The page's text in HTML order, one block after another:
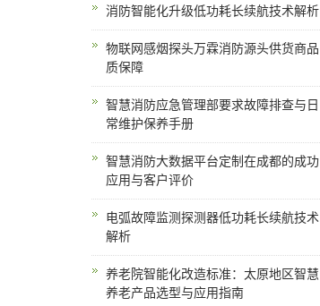
消防智能化升级低功耗长续航技术解析
物联网感烟探头万霖消防源头供货商品
质保障
智慧消防应急管理部要求故障排查与日
常维护保养手册
智慧消防大数据平台定制在成都的成功
应用与客户评价
电弧故障监测探测器低功耗长续航技术
解析
养老院智能化改造标准：太原地区智慧
养老产品选型与应用指南